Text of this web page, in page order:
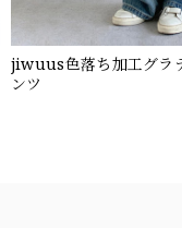
jiwuus色落ち加工グラ
ンツ